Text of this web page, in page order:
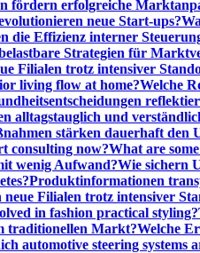
fördern erfolgreiche
neue Start-ups?
die Effizienz interner
Strategien für
Filialen trotz intensiver
living flow at home?Welche
alltagstauglich und
stärken dauerhaft den
consulting now?What are
wenig Aufwand?Wie sichern
Produktinformationen
Filialen trotz intensiver
in fashion practical styling?
traditionellen Markt?Welche
automotive steering systems